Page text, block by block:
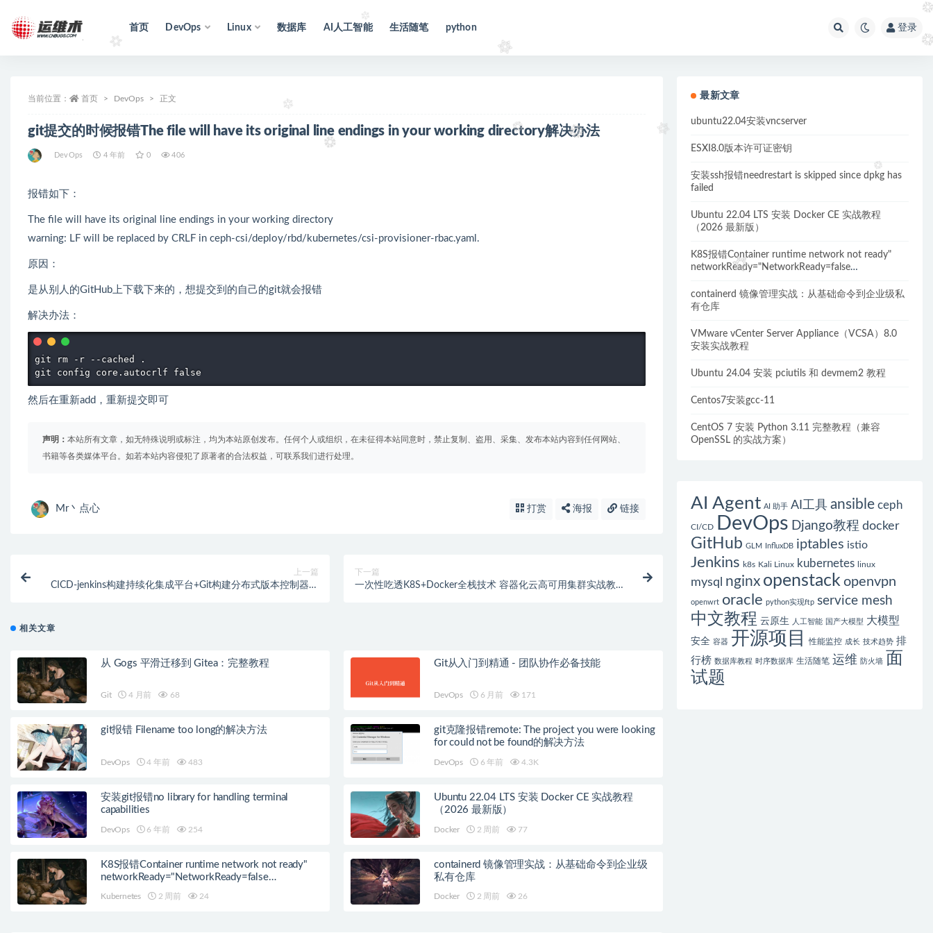
首页 DevOps Linux 数据库 AI人工智能 生活随笔 python 登录
当前位置： 首页 DevOps 正文
git提交的时候报错The file will have its original line endings in your working directory解决办法
DevOps 4 年前 0 406
报错如下：
The file will have its original line endings in your working directory
warning: LF will be replaced by CRLF in ceph-csi/deploy/rbd/kubernetes/csi-provisioner-rbac.yaml.
原因：
是从别人的GitHub上下载下来的，想提交到的自己的git就会报错
解决办法：
git rm -r --cached .
git config core.autocrlf false
然后在重新add，重新提交即可
声明： 本站所有文章，如无特殊说明或标注，均为本站原创发布。任何个人或组织，在未征得本站同意时，禁止复制、盗用、采集、发布本站内容到任何网站、
书籍等各类媒体平台。如若本站内容侵犯了原著者的合法权益，可联系我们进行处理。
Mr丶点心 打赏 海报 链接
上一篇
CICD-jenkins构建持续化集成平台+Git构建分布式版本控制器教
下一篇
一次性吃透K8S+Docker全栈技术 容器化云高可用集群实战教程
相关文章
从 Gogs 平滑迁移到 Gitea：完整教程
Git 4 月前 68
Git从入门到精通 - 团队协作必备技能
DevOps 6 月前 171
git报错 Filename too long的解决方法
DevOps 4 年前 483
git克隆报错remote: The project you were looking
for could not be found的解决方法
DevOps 6 年前 4.3K
安装git报错no library for handling terminal
capabilities
DevOps 6 年前 254
Ubuntu 22.04 LTS 安装 Docker CE 实战教程
（2026 最新版）
Docker 2 周前 77
K8S报错Container runtime network not ready"
networkReady="NetworkReady=false
Kubernetes 2 周前 24
containerd 镜像管理实战：从基础命令到企业级
私有仓库
Docker 2 周前 26
最新文章
ubuntu22.04安装vncserver
ESXI8.0版本许可证密钥
安装ssh报错needrestart is skipped since dpkg has
failed
Ubuntu 22.04 LTS 安装 Docker CE 实战教程
（2026 最新版）
K8S报错Container runtime network not ready"
networkReady="NetworkReady=false
containerd 镜像管理实战：从基础命令到企业级私
有仓库
VMware vCenter Server Appliance（VCSA）8.0
安装实战教程
Ubuntu 24.04 安装 pciutils 和 devmem2 教程
Centos7安装gcc-11
CentOS 7 安装 Python 3.11 完整教程（兼容
OpenSSL 的实战方案）
AI Agent AI 助手 AI工具 ansible ceph
CI/CD DevOps Django教程 docker
GitHub GLM InfluxDB iptables istio
Jenkins k8s Kali Linux kubernetes linux
mysql nginx openstack openvpn
openwrt oracle python实现ftp service mesh
中文教程 云原生 人工智能 国产大模型 大模型
安全 容器 开源项目 性能监控 成长 技术趋势 排
行榜 数据库教程 时序数据库 生活随笔 运维 防火墙 面
试题